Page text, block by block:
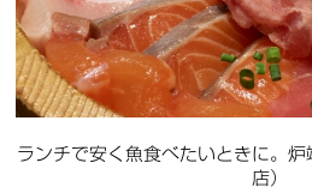
ランチで安く魚食べたいときに。
店）